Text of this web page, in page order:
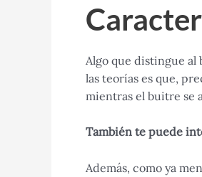
Algo que distingue al
las teorías es que,
mientras el buitre se
También te puede
Además, como ya